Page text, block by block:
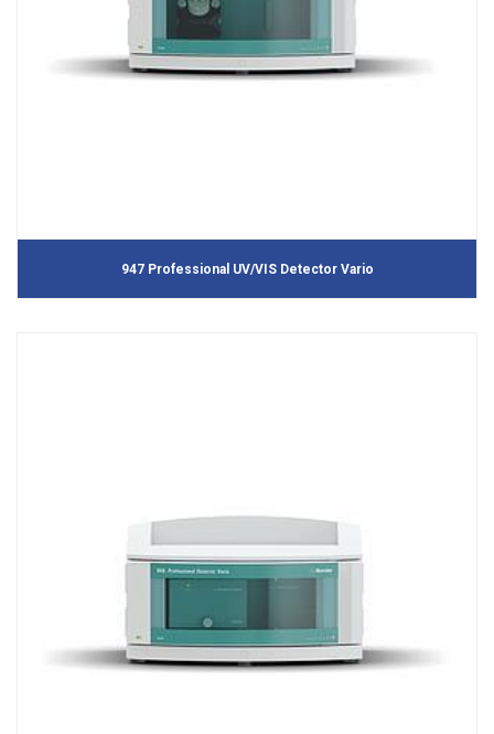
947 Professional UV/VIS Detector Vario